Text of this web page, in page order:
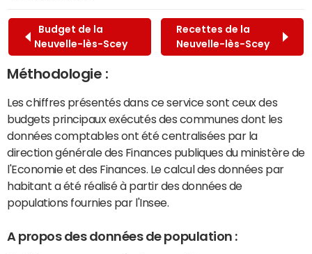
Budget de la
Neuvelle-lès-Scey
Recettes de la
Neuvelle-lès-Scey
Méthodologie :
Les chiffres présentés dans ce service sont ceux des
budgets principaux exécutés des communes dont les
données comptables ont été centralisées par la
direction générale des Finances publiques du ministère de
l'Economie et des Finances. Le calcul des données par
habitant a été réalisé à partir des données de
populations fournies par l'Insee.
A propos des données de population :